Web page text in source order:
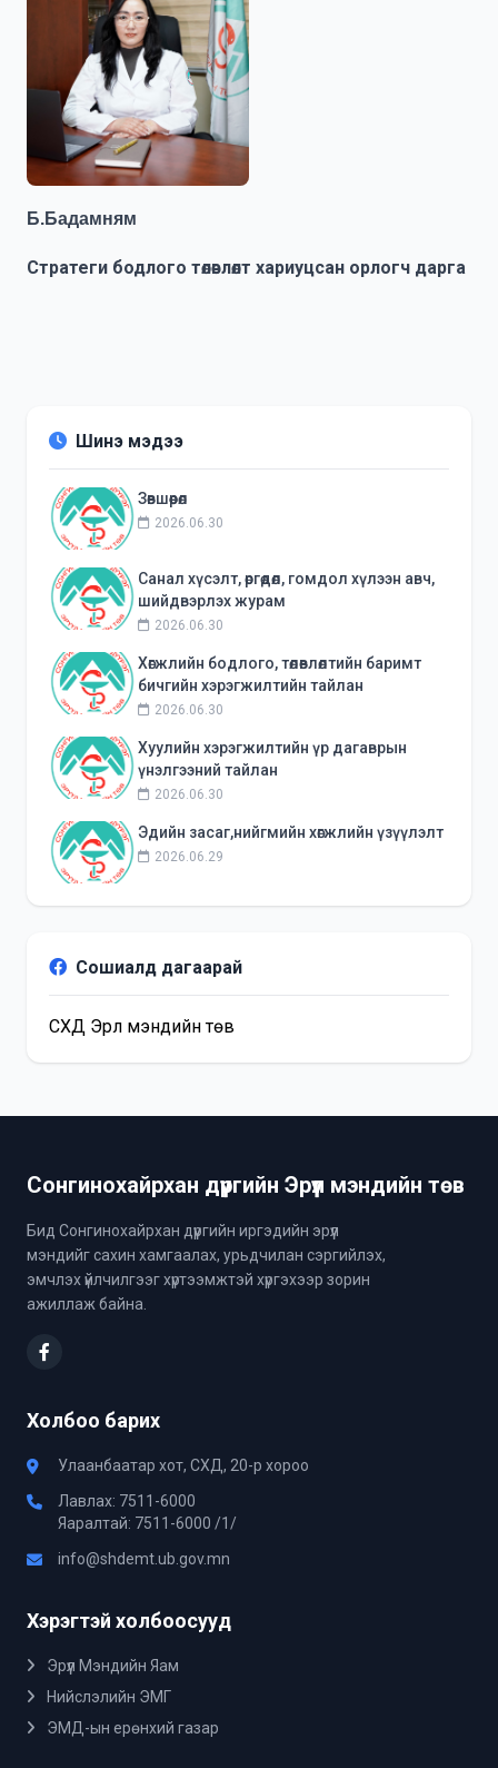
Б.Бадамням
Стратеги бодлого төлөвлөлт хариуцсан орлогч дарга
Шинэ мэдээ
Зөвшөөрөл
2026.06.30
Санал хүсэлт, өргөдөл, гомдол хүлээн авч,
шийдвэрлэх журам
2026.06.30
Хөгжлийн бодлого, төлөвлөлтийн баримт
бичгийн хэрэгжилтийн тайлан
2026.06.30
Хуулийн хэрэгжилтийн үр дагаврын
үнэлгээний тайлан
2026.06.30
Эдийн засаг,нийгмийн хөгжлийн үзүүлэлт
2026.06.29
Сошиалд дагаарай
СХД Эрүүл мэндийн төв
Сонгинохайрхан дүүргийн Эрүүл мэндийн төв
Бид Сонгинохайрхан дүүргийн иргэдийн эрүүл
мэндийг сахин хамгаалах, урьдчилан сэргийлэх,
эмчлэх үйлчилгээг хүртээмжтэй хүргэхээр зорин
ажиллаж байна.
Холбоо барих
Улаанбаатар хот, СХД, 20-р хороо
Лавлах: 7511-6000
Яаралтай: 7511-6000 /1/
info@shdemt.ub.gov.mn
Хэрэгтэй холбоосууд
Эрүүл Мэндийн Яам
Нийслэлийн ЭМГ
ЭМД-ын ерөнхий газар